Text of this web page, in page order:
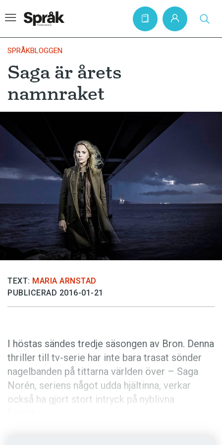
Hem
Artiklar
Skrivtips
Bokrecensioner
Anmäl till språkpolisen
Föreslå nyord
Annonsera
Prenumerera
SPRÅKBLOGGEN
Saga är årets
namnraket
TEXT: MARIA ARNSTAD
PUBLICERAD 2016-01-21
I höstas sändes tredje säsongen av Bron. Denna
thriller till tv-serie har inte bara trasat sönder
nagelbanden på tittarna världen över – Saga
Norén, seriens något udda hjältinna, verkar
också ha gjort stort intryck på nyblivna